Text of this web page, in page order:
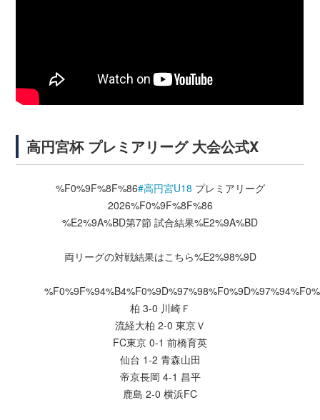
高円宮杯 プレミアリーグ 大会公式X
%F0%9F%8F%86#高円宮U18 プレミアリーグ
2026%F0%9F%8F%86
%E2%9A%BD第7節 試合結果%E2%9A%BD
両リーグの対戦結果はこちら%E2%98%9D
柏 3-0 川崎Ｆ
流経大柏 2-0 東京Ｖ
FC東京 0-1 前橋育英
仙台 1-2 青森山田
帝京長岡 4-1 昌平
鹿島 2-0 横浜FC